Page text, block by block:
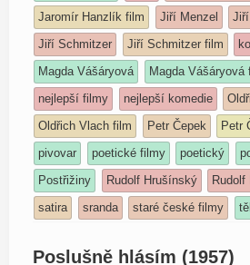
Jaromír Hanzlík film
Jiří Menzel
Jiří Schmitzer
Jiří Schmitzer film
Magda Vášáryová
Magda Vášáryová
nejlepší filmy
nejlepší komedie
Oldřich Vlach film
Petr Čepek Petr
pivovar
poetické filmy poetický
Postřižiny
Rudolf Hrušínský
satira
sranda staré české filmy
Poslušně hlásím (1957)